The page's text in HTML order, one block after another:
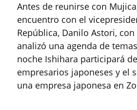
Antes de reunirse con
encuentro con el
República, Danilo Astori,
analizó una agenda de
noche Ishihara participará
empresarios japoneses y el
una empresa japonesa en